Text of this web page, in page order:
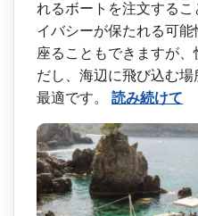
れるボートを注文する
イバシーが保たれる可
座ることもできますが
だし­、海辺に飛び込む
最適です。 読み続けて